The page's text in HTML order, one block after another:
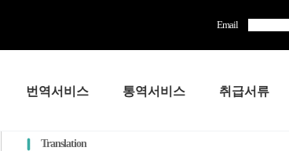
Email
번역서비스 통역서비스 취급서류
Translation